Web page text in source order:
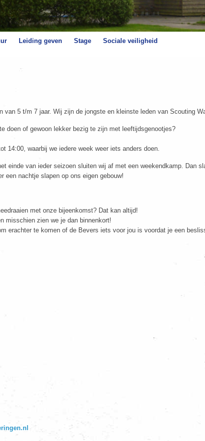
Leiding geven Stage Sociale veiligheid
van 5 t/m 7 jaar. Wij zijn de jongste en kleinste leden van Scouting
doen of gewoon lekker bezig te zijn met leeftijdsgenootjes?
14:00, waarbij we iedere week weer iets anders doen.
einde van ieder seizoen sluiten wij af met een weekendkamp. Dan
een nachtje slapen op ons eigen gebouw!
met onze bijeenkomst? Dat kan altijd!
misschien zien we je dan binnenkort!
te komen of de Bevers iets voor jou is voordat je een